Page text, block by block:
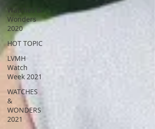
Watches &
Wonders
2020
HOT TOPIC
LVMH
Watch
Week 2021
WATCHES
&
WONDERS
2021